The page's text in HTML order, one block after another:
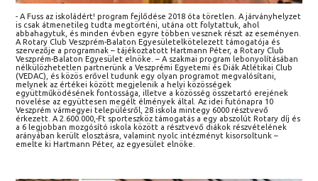
- A Fuss az iskoládért! program fejlődése 2018 óta töretlen. A járványhelyzet
is csak átmenetileg tudta megtörténi, utána ott folytattuk, ahol
abbahagytuk, és minden évben egyre többen vesznek részt az eseményen.
A Rotary Club Veszprém-Balaton Egyesületelkötelezett támogatója és
szervezője a programnak – tájékoztatott Hartmann Péter, a Rotary Club
Veszprém-Balaton Egyesület elnöke. – A szakmai program lebonyolításában
nélkülözhetetlen partnerünk a Veszprémi Egyetemi és Diák Atlétikai Club
(VEDAC), és közös erővel tudunk egy olyan programot megvalósítani,
melynek az értékei között megjelenik a helyi közösségek
együttműködésének fontossága, illetve a közösség összetartó erejének
növelése az együttesen megélt élmények által. Az idei futónapra 10
Veszprém vármegyei településről, 28 iskola mintegy 6000 résztvevő
érkezett. A 2.600.000,-Ft sporteszköz támogatás a egy abszolút Rotary díj és
a 6 legjobban mozgósító iskola között a résztvevő diákok részvételének
arányában került elosztásra, valamint nyolc intézményt kisorsoltunk –
emelte ki Hartmann Péter, az egyesület elnöke.